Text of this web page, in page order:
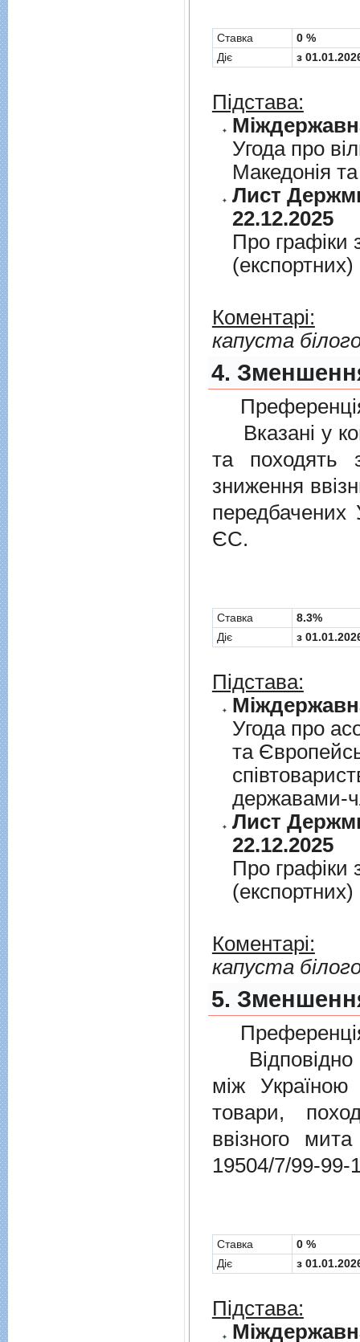
Cтавка
0 %
Діє
з
Підстава:
Угода про
Македонiя
Лист
22.12.2025
Про графiки
Коментарі:
капуста
4.
Вказані у
та походять
зниження
передбачених
ЄС.
Cтавка
8.3%
Діє
з
Підстава:
Угода про
та
державами-
Лист
22.12.2025
Про графiки
Коментарі:
капуста
5.
Відповідно
мiж Україною
товари,
ввізного
19504/7/99-99-
Cтавка
0 %
Діє
з
Підстава: